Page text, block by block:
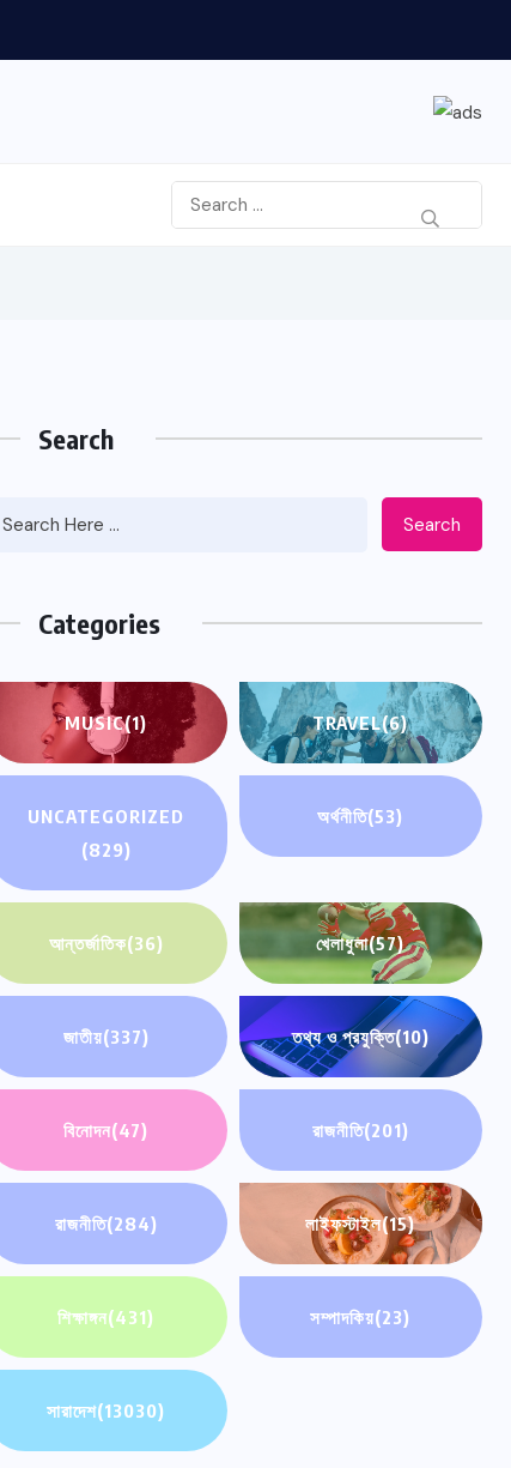
Search
Search
Categories
MUSIC(1) TRAVEL(6)
UNCATEGORIZED
(829)
অর্থনীতি(53)
আন্তর্জাতিক(36) খেলাধুলা(57)
জাতীয়(337) তথ্য ও প্রযুক্তি(10)
বিনোদন(47) রাজনীতি(201)
রাজনীতি(284) লাইফস্টাইল(15)
শিক্ষাঙ্গন(431) সম্পাদকিয়(23)
সারাদেশ(13030)